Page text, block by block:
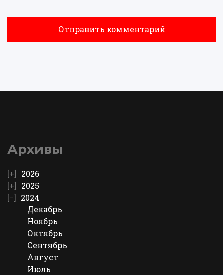
Архивы
2026
2025
2024
Декабрь
Ноябрь
Октябрь
Сентябрь
Август
Июль